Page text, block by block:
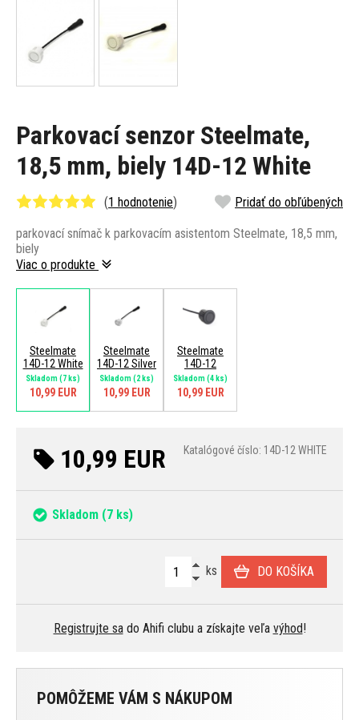
Parkovací senzor Steelmate,
18,5 mm, biely 14D-12 White
(1 hodnotenie) Pridať do obľúbených
parkovací snímač k parkovacím asistentom Steelmate, 18,5 mm,
biely
Viac o produkte
Steelmate
14D-12 White
Skladom(7 ks)
10,99 EUR
Steelmate
14D-12 Silver
Skladom(2 ks)
10,99 EUR
Steelmate
14D-12
Skladom(4 ks)
10,99 EUR
10,99 EUR Katalógové číslo: 14D-12 WHITE
Skladom (7 ks)
ks DO KOŠÍKA
Registrujte sado Ahifi clubu a získajte veľa výhod!
POMÔŽEME VÁM S NÁKUPOM